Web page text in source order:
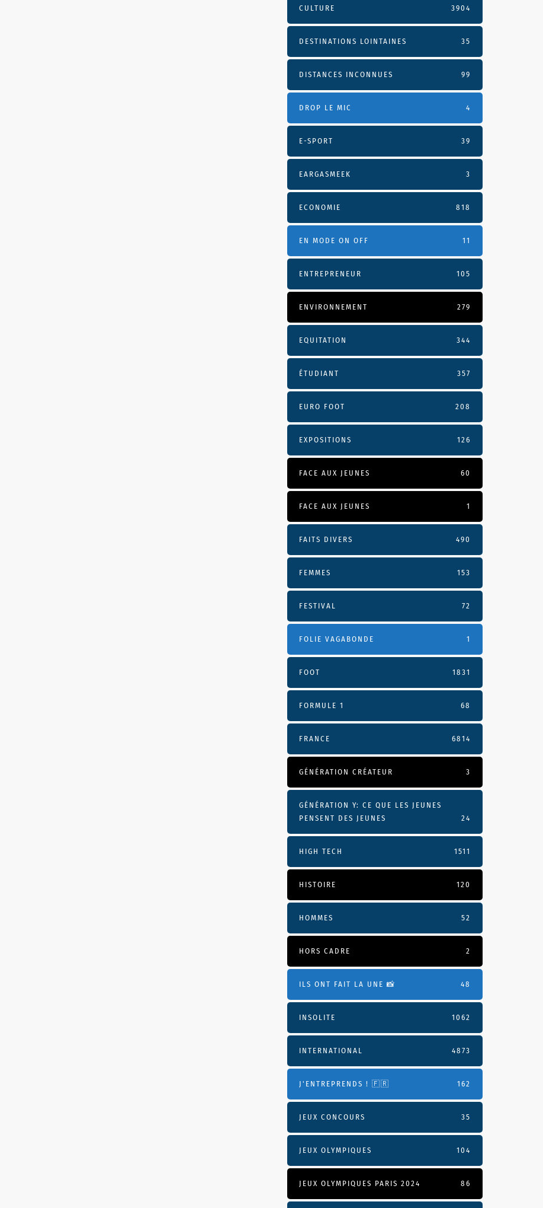
CULTURE 3904
DESTINATIONS LOINTAINES 35
DISTANCES INCONNUES 99
DROP LE MIC 4
E-SPORT 39
EARGASMEEK 3
ECONOMIE 818
EN MODE ON OFF 11
ENTREPRENEUR 105
ENVIRONNEMENT 279
EQUITATION 344
ÉTUDIANT 357
EURO FOOT 208
EXPOSITIONS 126
FACE AUX JEUNES 60
FACE AUX JEUNES 1
FAITS DIVERS 490
FEMMES 153
FESTIVAL 72
FOLIE VAGABONDE 1
FOOT 1831
FORMULE 1 68
FRANCE 6814
GÉNÉRATION CRÉATEUR 3
GÉNÉRATION Y: CE QUE LES JEUNES
PENSENT DES JEUNES
24
HIGH TECH 1511
HISTOIRE 120
HOMMES 52
HORS CADRE 2
ILS ONT FAIT LA UNE 📸 48
INSOLITE 1062
INTERNATIONAL 4873
J'ENTREPRENDS ! 🇫🇷 162
JEUX CONCOURS 35
JEUX OLYMPIQUES 104
JEUX OLYMPIQUES PARIS 2024 86